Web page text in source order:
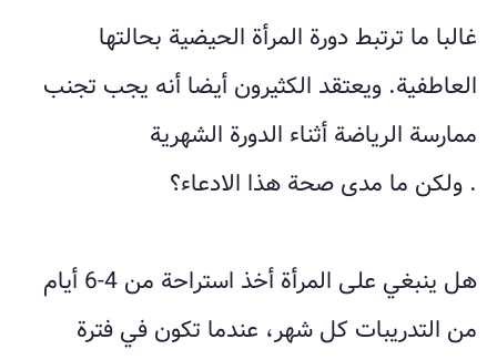
غالبا ما ترتبط دورة المرأة الحيضية بحالتها
العاطفية. ويعتقد الكثيرون أيضا أنه يجب تجنب
ممارسة الرياضة أثناء الدورة الشهرية
. ولكن ما مدى صحة هذا الادعاء؟
هل ينبغي على المرأة أخذ استراحة من 4-6 أيام
من التدريبات كل شهر، عندما تكون في فترة